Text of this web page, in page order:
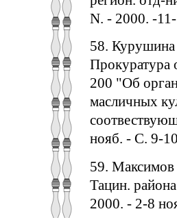
N. - 2000. -
58. Курушина
Прокуратура
200 "Об
масличных
нояб. - С. 9-
59. Максимов
Тацин.
2000. - 2-8